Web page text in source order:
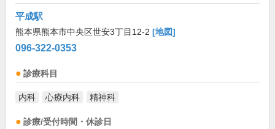
平成駅
熊本県熊本市中央区世安3丁目12-2 [地図]
096-322-0353
診療科目
内科 心療内科 精神科
診療/受付時間・休診日